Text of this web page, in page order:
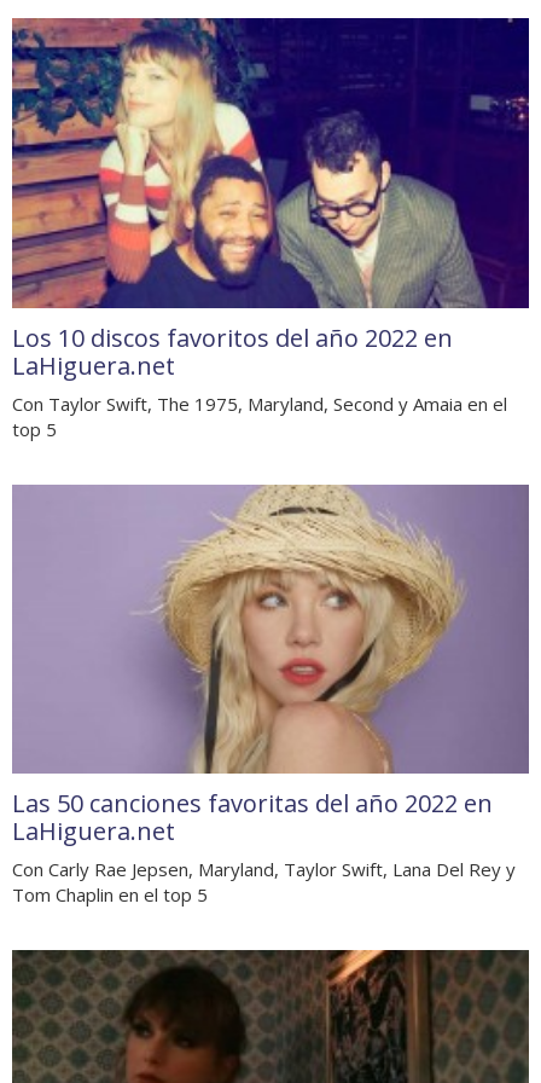
Los 10 discos favoritos del año 2022 en
LaHiguera.net
Con Taylor Swift, The 1975, Maryland, Second y Amaia en el
top 5
Las 50 canciones favoritas del año 2022 en
LaHiguera.net
Con Carly Rae Jepsen, Maryland, Taylor Swift, Lana Del Rey y
Tom Chaplin en el top 5